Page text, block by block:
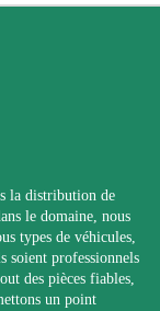
la distribution de
le domaine, nous
types de véhicules,
soient professionnels
des pièces fiables,
un point